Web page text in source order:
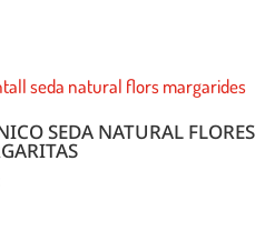
SEDA NATURAL FLORES